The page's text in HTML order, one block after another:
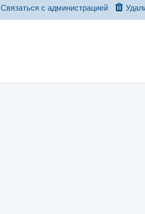
Связаться с администрацией